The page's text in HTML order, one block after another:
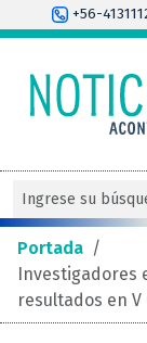
+56-
Portada /
Investigadores
resultados en